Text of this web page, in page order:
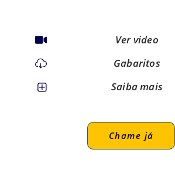
Ver video
Gabaritos
Saiba mais
Chame já